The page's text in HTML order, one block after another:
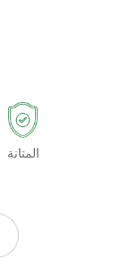
المتانة
مقاومة عالية